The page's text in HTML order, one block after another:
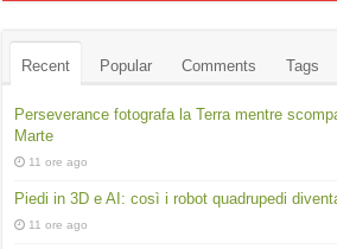
Recent Popular Comments Tags
Perseverance fotografa la Terra mentre
Marte
11 ore ago
Piedi in 3D e AI: così i robot quadrupedi
11 ore ago